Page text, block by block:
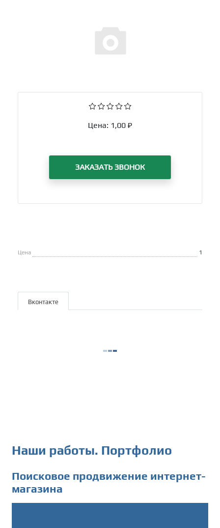
Цена: 1,00 ₽
ЗАКАЗАТЬ ЗВОНОК
Цена 1
Вконтакте
Наши работы. Портфолио
Поисковое продвижение интернет-
магазина